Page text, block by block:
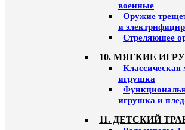
военные
Оружие
и
Стреляющее
10. МЯГКИЕ
Классическая
игрушка
игрушка и
11. ДЕТСКИЙ